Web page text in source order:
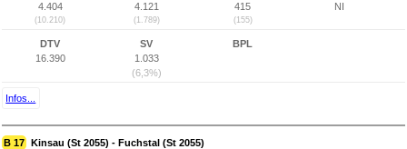
4.404
(10.210)
4.121
(1.789)
415
(155)
NI
DTV
16.390
SV
1.033
(6,3%)
BPL
Infos...
B 17 Kinsau (St 2055) - Fuchstal (St 2055)